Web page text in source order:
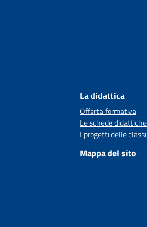
La didattica
Offerta formativa
Le schede didattiche
I progetti delle classi
Mappa del sito